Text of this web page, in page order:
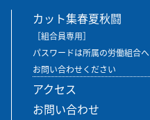
カット集春夏秋闘
［組合員専用］
パスワードは所属の労働組合へ
お問い合わせください
アクセス
お問い合わせ